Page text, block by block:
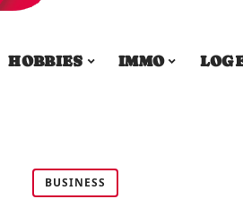
HOBBIES IMMO
BUSINESS